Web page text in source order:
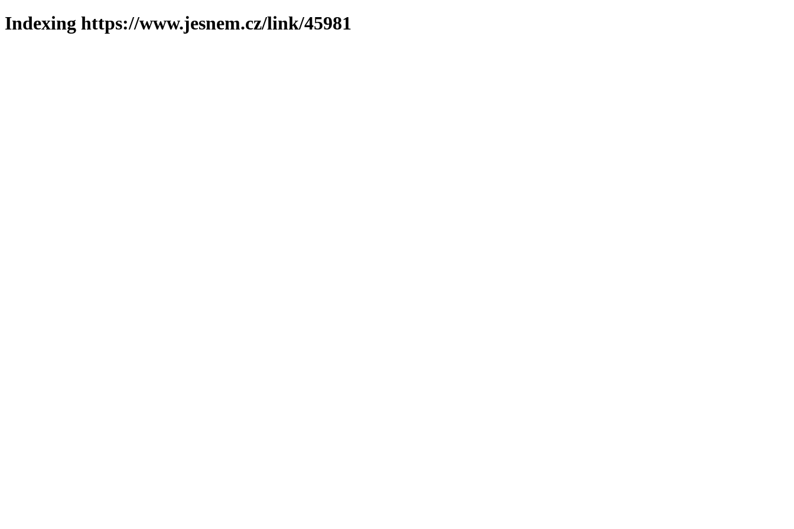
Indexing https://www.jesnem.cz/link/45981